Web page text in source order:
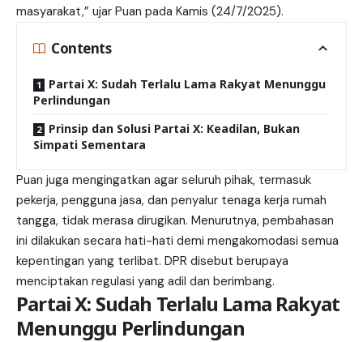
masyarakat,” ujar Puan pada Kamis (24/7/2025).
Contents
Partai X: Sudah Terlalu Lama Rakyat Menunggu
Perlindungan
Prinsip dan Solusi Partai X: Keadilan, Bukan
Simpati Sementara
Puan juga mengingatkan agar seluruh pihak, termasuk
pekerja, pengguna jasa, dan penyalur tenaga kerja rumah
tangga, tidak merasa dirugikan. Menurutnya, pembahasan
ini dilakukan secara hati-hati demi mengakomodasi semua
kepentingan yang terlibat. DPR disebut berupaya
menciptakan regulasi yang adil dan berimbang.
Partai X: Sudah Terlalu Lama Rakyat
Menunggu Perlindungan